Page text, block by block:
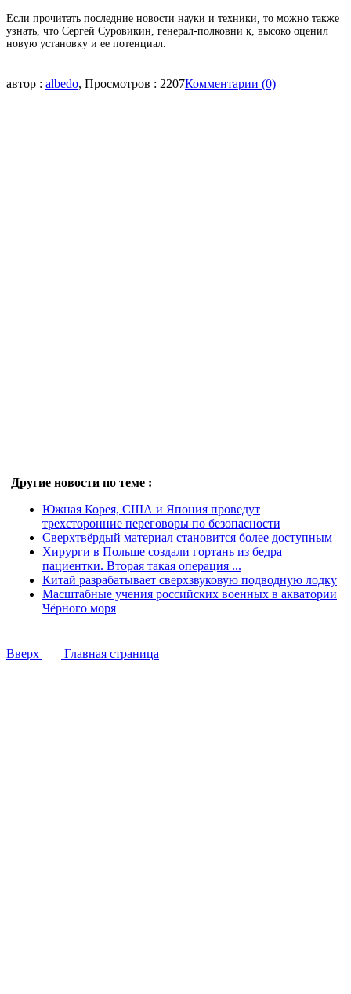
Если прочитать последние новости науки и техники, то можно также
узнать, что Сергей Суровикин, генерал-полковни к, высоко оценил
новую установку и ее потенциал.
автор : albedo, Просмотров : 2207Комментарии (0)
Другие новости по теме :
Южная Корея, США и Япония проведут
трехсторонние переговоры по безопасности
Сверхтвёрдый материал становится более доступным
Хирурги в Польше создали гортань из бедра
пациентки. Вторая такая операция ...
Китай разрабатывает сверхзвуковую подводную лодку
Масштабные учения российских военных в акватории
Чёрного моря
Вверх Главная страница